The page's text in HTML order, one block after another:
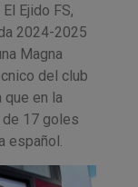
Ejido FS,
2024-2025
Magna
del club
que en la
de 17 goles
español.